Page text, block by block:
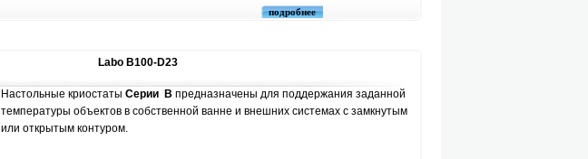
подробнее
Labo B100-D23
Настольные криостатыСерии В предназначены для поддержания заданной
температуры объектов в собственной ванне и внешних системах с замкнутым
или открытым контуром.